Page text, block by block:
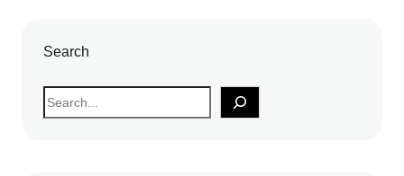
Search
S
e